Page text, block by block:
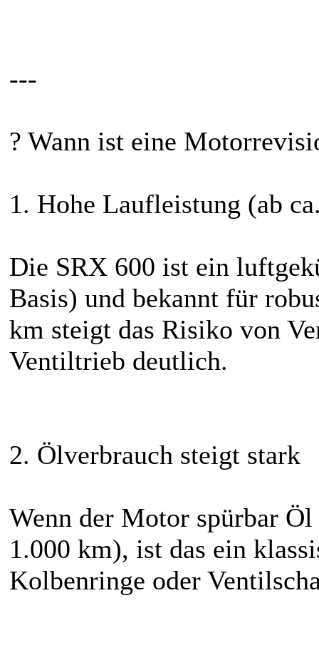
---
? Wann ist eine
1. Hohe Laufleistung (ab
Die SRX 600 ist ein
Basis) und bekannt für
km steigt das Risiko von
Ventiltrieb deutlich.
2. Ölverbrauch steigt stark
Wenn der Motor spürbar
1.000 km), ist das ein
Kolbenringe oder